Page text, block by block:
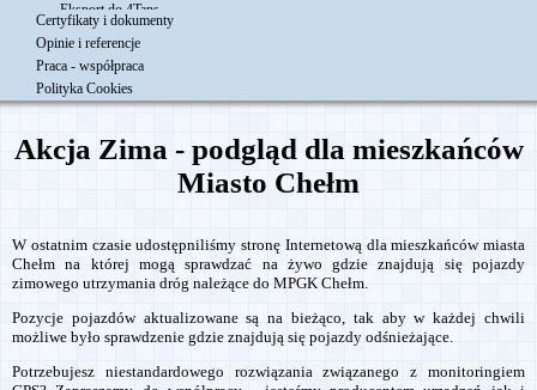
Eksport do 4Tans
Współpraca z Sixfold
Drodzy Klienci!
Nowa siedziba Navisoft
Integracja e-Przewóz SENT-GEO
Wesołych Świąt 2018
Aktualizacja 10.2018
Aktualizacja NaviCar 06.2018
Nowy dodatek w NavicarWEB
Aktualizacja
Akcja zima - wypożyczanie GPS
Oferta współpracy dla monterów
Zdalne pobieranie plików DDD z tachografów
Aktualizacja oprogramowania
Certyfikaty i dokumenty
Opinie i referencje
Praca - współpraca
Polityka Cookies
Akcja Zima - podgląd dla mieszkańców
Miasto Chełm
W ostatnim czasie udostępniliśmy stronę Internetową dla mieszkańców miasta
Chełm na której mogą sprawdzać na żywo gdzie znajdują się pojazdy
zimowego utrzymania dróg należące do MPGK Chełm.
Pozycje pojazdów aktualizowane są na bieżąco, tak aby w każdej chwili
możliwe było sprawdzenie gdzie znajdują się pojazdy odśnieżające.
Potrzebujesz niestandardowego rozwiązania związanego z monitoringiem